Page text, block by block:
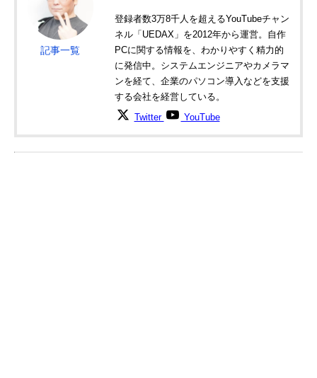
記事一覧
登録者数3万8千人を超えるYouTubeチャン
ネル「UEDAX」を2012年から運営。自作
PCに関する情報を、わかりやすく精力的
に発信中。システムエンジニアやカメラマ
ンを経て、企業のパソコン導入などを支援
する会社を経営している。
Twitter YouTube